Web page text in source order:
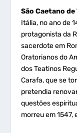
São Caetano de
Itália, no ano de
protagonista da
sacerdote em
Oratorianos do
dos Teatinos
Carafa, que se
pretendia
questões
morreu em 1547,